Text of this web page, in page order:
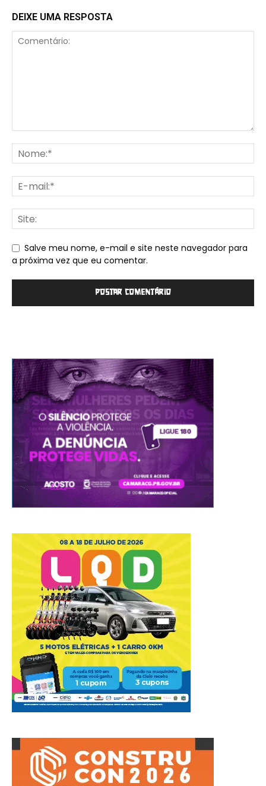
DEIXE UMA RESPOSTA
Salve meu nome, e-mail e site neste navegador para
a próxima vez que eu comentar.